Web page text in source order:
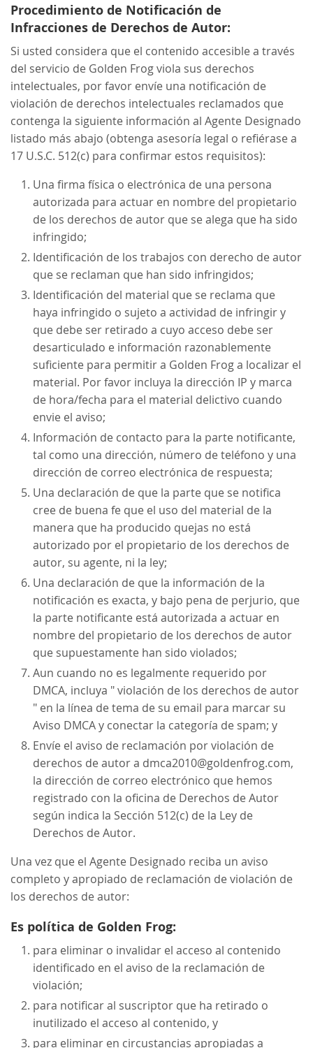
Procedimiento de Notificación de
Infracciones de Derechos de Autor:
Si usted considera que el contenido accesible a través
del servicio de Golden Frog viola sus derechos
intelectuales, por favor envíe una notificación de
violación de derechos intelectuales reclamados que
contenga la siguiente información al Agente Designado
listado más abajo (obtenga asesoría legal o refiérase a
17 U.S.C. 512(c) para confirmar estos requisitos):
Una firma física o electrónica de una persona
autorizada para actuar en nombre del propietario
de los derechos de autor que se alega que ha sido
infringido;
Identificación de los trabajos con derecho de autor
que se reclaman que han sido infringidos;
Identificación del material que se reclama que
haya infringido o sujeto a actividad de infringir y
que debe ser retirado a cuyo acceso debe ser
desarticulado e información razonablemente
suficiente para permitir a Golden Frog a localizar el
material. Por favor incluya la dirección IP y marca
de hora/fecha para el material delictivo cuando
envie el aviso;
Información de contacto para la parte notificante,
tal como una dirección, número de teléfono y una
dirección de correo electrónica de respuesta;
Una declaración de que la parte que se notifica
cree de buena fe que el uso del material de la
manera que ha producido quejas no está
autorizado por el propietario de los derechos de
autor, su agente, ni la ley;
Una declaración de que la información de la
notificación es exacta, y bajo pena de perjurio, que
la parte notificante está autorizada a actuar en
nombre del propietario de los derechos de autor
que supuestamente han sido violados;
Aun cuando no es legalmente requerido por
DMCA, incluya " violación de los derechos de autor
" en la línea de tema de su email para marcar su
Aviso DMCA y conectar la categoría de spam; y
Envíe el aviso de reclamación por violación de
derechos de autor a dmca2010@goldenfrog.com,
la dirección de correo electrónico que hemos
registrado con la oficina de Derechos de Autor
según indica la Sección 512(c) de la Ley de
Derechos de Autor.
Una vez que el Agente Designado reciba un aviso
completo y apropiado de reclamación de violación de
los derechos de autor:
Es política de Golden Frog:
para eliminar o invalidar el acceso al contenido
identificado en el aviso de la reclamación de
violación;
para notificar al suscriptor que ha retirado o
inutilizado el acceso al contenido, y
para eliminar en circustancias apropiadas a